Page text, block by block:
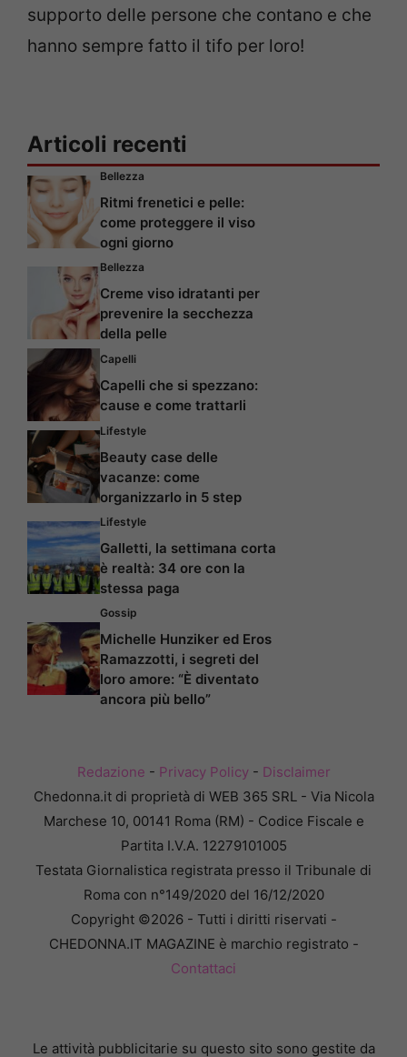
supporto delle persone che contano e che
hanno sempre fatto il tifo per loro!
Articoli recenti
Bellezza
Ritmi frenetici e pelle:
come proteggere il viso
ogni giorno
Bellezza
Creme viso idratanti per
prevenire la secchezza
della pelle
Capelli
Capelli che si spezzano:
cause e come trattarli
Lifestyle
Beauty case delle
vacanze: come
organizzarlo in 5 step
Lifestyle
Galletti, la settimana corta
è realtà: 34 ore con la
stessa paga
Gossip
Michelle Hunziker ed Eros
Ramazzotti, i segreti del
loro amore: “È diventato
ancora più bello”
Redazione - Privacy Policy- Disclaimer
Chedonna.it di proprietà di WEB 365 SRL - Via Nicola
Marchese 10, 00141 Roma (RM) - Codice Fiscale e
Partita I.V.A. 12279101005
Testata Giornalistica registrata presso il Tribunale di
Roma con n°149/2020 del 16/12/2020
Copyright ©2026 - Tutti i diritti riservati -
CHEDONNA.IT MAGAZINE è marchio registrato -
Contattaci
Le attività pubblicitarie su questo sito sono gestite da